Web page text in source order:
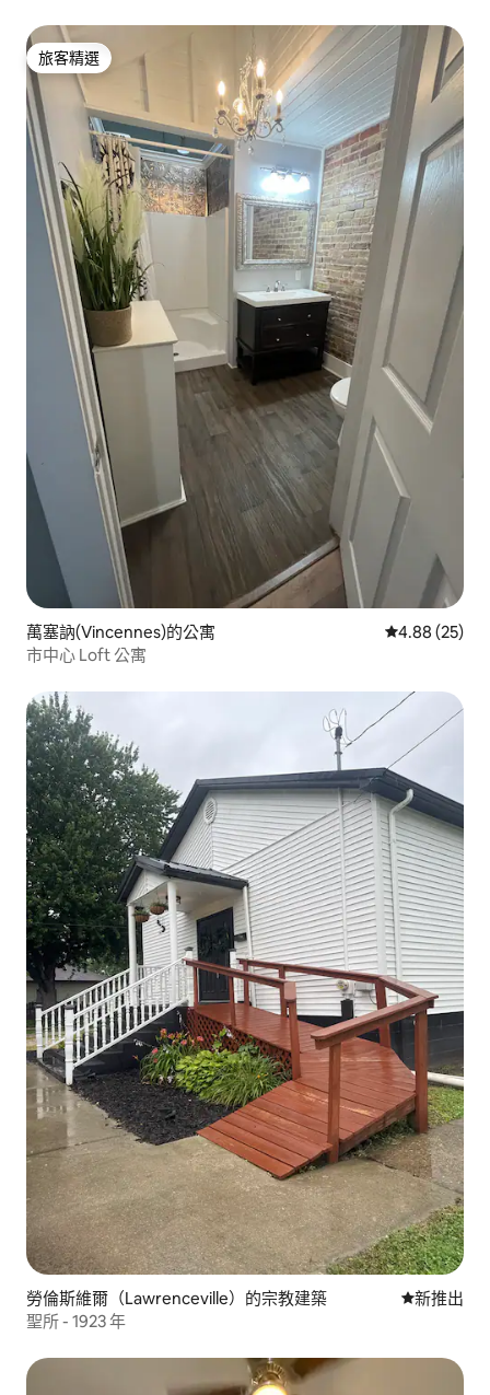
旅客精選
旅客精選
萬塞訥(Vincennes)的公寓 從 25 則評價
4.88 (25)
市中心 Loft 公寓
勞倫斯維爾（Lawrenceville）的宗教建築 新住處
新推出
聖所 - 1923 年